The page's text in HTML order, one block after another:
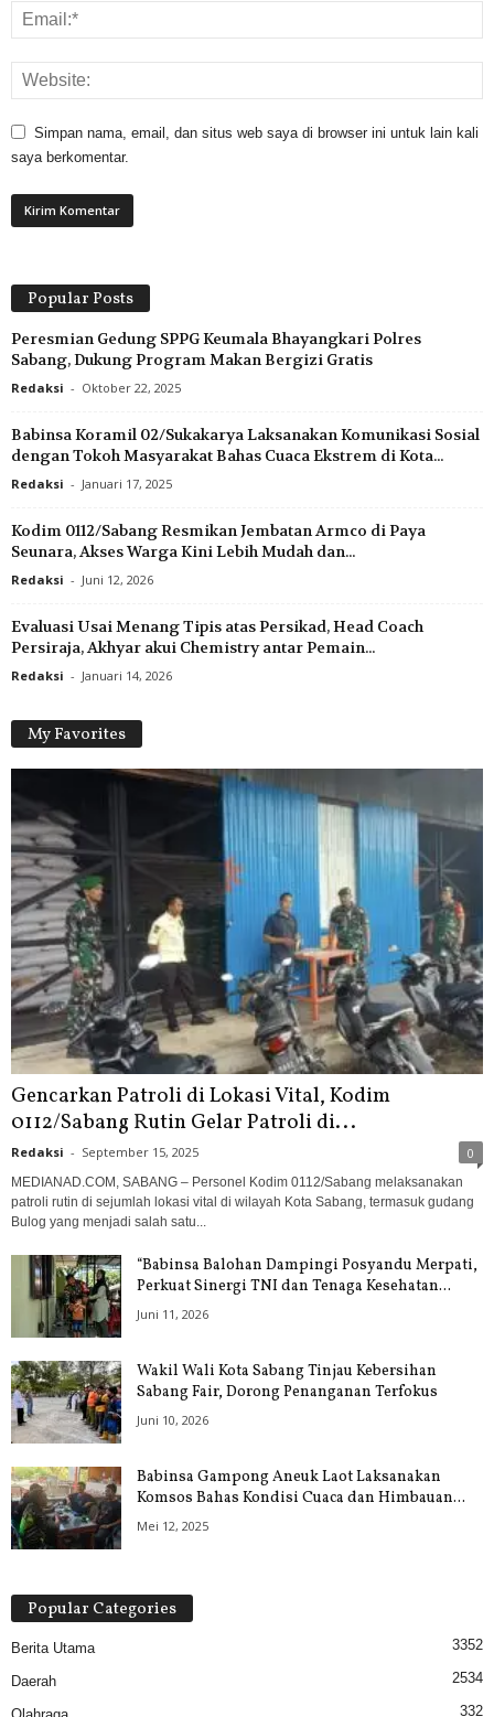
Simpan nama, email, dan situs web saya di browser ini untuk lain kali
saya berkomentar.
Popular Posts
Peresmian Gedung SPPG Keumala Bhayangkari Polres
Sabang, Dukung Program Makan Bergizi Gratis
Redaksi - Oktober 22, 2025
Babinsa Koramil 02/Sukakarya Laksanakan Komunikasi Sosial
dengan Tokoh Masyarakat Bahas Cuaca Ekstrem di Kota...
Redaksi - Januari 17, 2025
Kodim 0112/Sabang Resmikan Jembatan Armco di Paya
Seunara, Akses Warga Kini Lebih Mudah dan...
Redaksi - Juni 12, 2026
Evaluasi Usai Menang Tipis atas Persikad, Head Coach
Persiraja, Akhyar akui Chemistry antar Pemain...
Redaksi - Januari 14, 2026
My Favorites
Gencarkan Patroli di Lokasi Vital, Kodim
0112/Sabang Rutin Gelar Patroli di...
Redaksi - September 15, 2025 0
MEDIANAD.COM, SABANG – Personel Kodim 0112/Sabang melaksanakan
patroli rutin di sejumlah lokasi vital di wilayah Kota Sabang, termasuk gudang
Bulog yang menjadi salah satu...
“Babinsa Balohan Dampingi Posyandu Merpati,
Perkuat Sinergi TNI dan Tenaga Kesehatan...
Juni 11, 2026
Wakil Wali Kota Sabang Tinjau Kebersihan
Sabang Fair, Dorong Penanganan Terfokus
Juni 10, 2026
Babinsa Gampong Aneuk Laot Laksanakan
Komsos Bahas Kondisi Cuaca dan Himbauan...
Mei 12, 2025
Popular Categories
Berita Utama 3352
Daerah 2534
332